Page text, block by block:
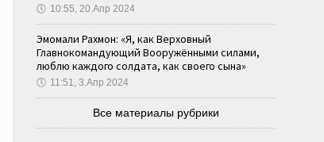
🕔 10:55, 20.Апр 2024
Эмомали Рахмон: «Я, как Верховный
Главнокомандующий Вооружёнными силами,
люблю каждого солдата, как своего сына»
🕔 11:51, 3.Апр 2024
Все материалы рубрики